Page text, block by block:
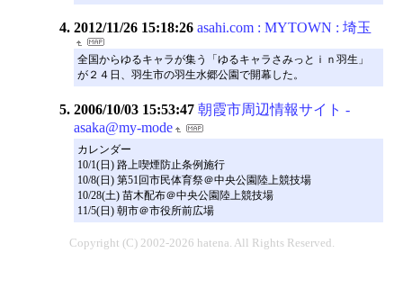
2012/11/26 15:18:26 asahi.com : MYTOWN : 埼玉
全国からゆるキャラが集う「ゆるキャラさみっとｉｎ羽生」
が２４日、羽生市の羽生水郷公園で開幕した。
2006/10/03 15:53:47 朝霞市周辺情報サイト -
asaka@my-mode
カレンダー
10/1(日) 路上喫煙防止条例施行
10/8(日) 第51回市民体育祭＠中央公園陸上競技場
10/28(土) 苗木配布＠中央公園陸上競技場
11/5(日) 朝市＠市役所前広場
Copyright (C) 2002-2026 hatena. All Rights Reserved.